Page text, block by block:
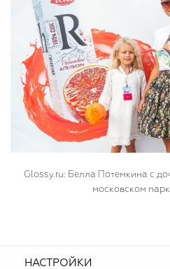
G lossy.ru: Белла Потемкина с
московском
НАСТРОЙКИ